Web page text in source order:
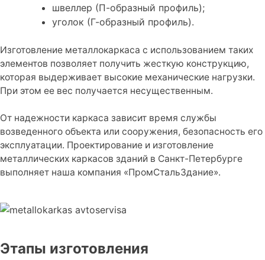
швеллер (П-образный профиль);
уголок (Г-образный профиль).
Изготовление металлокаркаса с использованием таких
элементов позволяет получить жесткую конструкцию,
которая выдерживает высокие механические нагрузки.
При этом ее вес получается несущественным.
От надежности каркаса зависит время службы
возведенного объекта или сооружения, безопасность его
эксплуатации. Проектирование и изготовление
металлических каркасов зданий в Санкт-Петербурге
выполняет наша компания «ПромСтальЗдание».
Этапы изготовления